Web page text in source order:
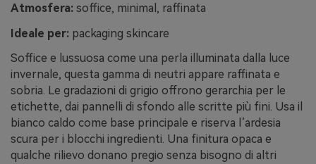
Atmosfera: soffice, minimal, raffinata
Ideale per: packaging skincare
Soffice e lussuosa come una perla illuminata dalla luce
invernale, questa gamma di neutri appare raffinata e
sobria. Le gradazioni di grigio offrono gerarchia per le
etichette, dai pannelli di sfondo alle scritte più fini. Usa il
bianco caldo come base principale e riserva l’ardesia
scura per i blocchi ingredienti. Una finitura opaca e
qualche rilievo donano pregio senza bisogno di altri